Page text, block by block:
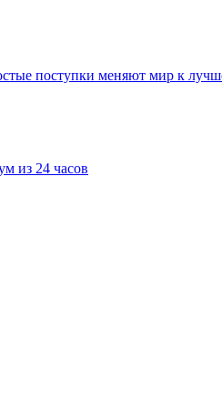
поступки меняют мир к
из 24 часов